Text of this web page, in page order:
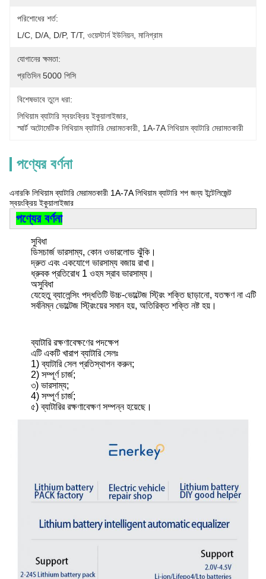
পরিশোধের শর্ত:
L/C, D/A, D/P, T/T, ওয়েস্টার্ন ইউনিয়ন, মানিগ্রাম
যোগানের ক্ষমতা:
প্রতিদিন 5000 পিসি
বিশেষভাবে তুলে ধরা:
লিথিয়াম ব্যাটারি স্বয়ংক্রিয় ইকুয়ালাইজার
স্মার্ট অটোমেটিক লিথিয়াম ব্যাটারি মেরামতকারী 1A-7A লিথিয়াম ব্যাটারি মেরামতকারী
পণ্যের বর্ণনা
এনারকি লিথিয়াম ব্যাটারি মেরামতকারী 1A-7A লিথিয়াম ব্যাটারি শপ জন্য ইন্টেলিজেন্ট
স্বয়ংক্রিয় ইকুয়ালাইজার
পণ্যের বর্ণনা
সুবিধা
ডিসচার্জ ভারসাম্য, কোন ওভারলোড ঝুঁকি।
দ্রুত এবং একযোগে ভারসাম্য বজায় রাখা।
ধ্রুবক প্রতিরোধ 1 ওহম স্রাব ভারসাম্য।
অসুবিধা
যেহেতু ব্যালেন্সিং পদ্ধতিটি উচ্চ-ভোল্টেজ স্ট্রিং শক্তি ছাড়ানো, যতক্ষণ না এটি
সর্বনিম্ন ভোল্টেজ স্ট্রিংয়ের সমান হয়, অতিরিক্ত শক্তি নষ্ট হয়।
ব্যাটারি রক্ষণাবেক্ষণের পদক্ষেপ
এটি একটি খারাপ ব্যাটারি সেলঃ
1) ব্যাটারি সেল প্রতিস্থাপন করুন;
2) সম্পূর্ণ চার্জ;
৩) ভারসাম্য;
4) সম্পূর্ণ চার্জ;
৫) ব্যাটারির রক্ষণাবেক্ষণ সম্পন্ন হয়েছে।